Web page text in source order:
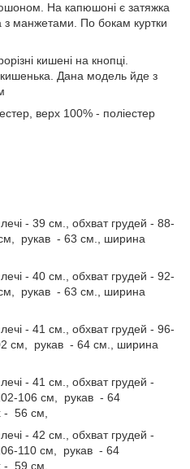
На капюшоні є затяжка
з манжетами. По бокам куртки
кишені на кнопці.
Дана модель йде з
верх 100% - поліестер
- 39 см., обхват грудей - 88-
рукав - 63 см., ширина
- 40 см., обхват грудей - 92-
рукав - 63 см., ширина
- 41 см., обхват грудей - 96-
см, рукав - 64 см., ширина
- 41 см., обхват грудей -
106 см, рукав - 64
- 56 см,
- 42 см., обхват грудей -
110 см, рукав - 64
- 59 см.